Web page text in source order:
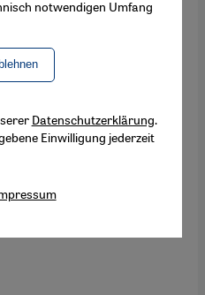
zur EU ist bei den
und Politikern
befürworten nur
Bürger einen
Türkei schwindet
notwendigen Umfang
Datenschutzerklärung.
Einwilligung jederzeit